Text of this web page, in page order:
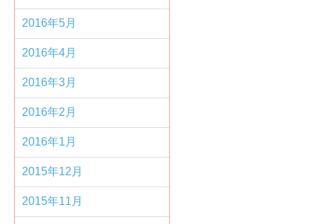
2016年5月
2016年4月
2016年3月
2016年2月
2016年1月
2015年12月
2015年11月